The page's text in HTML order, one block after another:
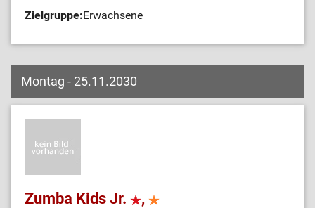
Zielgruppe:Erwachsene
Montag - 25.11.2030
Zumba Kids Jr. ,